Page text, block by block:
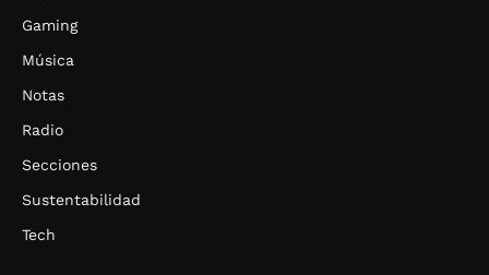
Gaming
Música
Notas
Radio
Secciones
Sustentabilidad
Tech